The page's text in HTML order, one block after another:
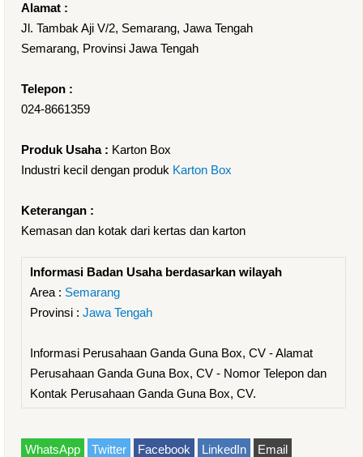
Alamat :
Jl. Tambak Aji V/2, Semarang, Jawa Tengah
Semarang, Provinsi Jawa Tengah
Telepon :
024-8661359
Produk Usaha : Karton Box
Industri kecil dengan produk Karton Box
Keterangan :
Kemasan dan kotak dari kertas dan karton
Informasi Badan Usaha berdasarkan wilayah
Area : Semarang
Provinsi : Jawa Tengah
Informasi Perusahaan Ganda Guna Box, CV - Alamat
Perusahaan Ganda Guna Box, CV - Nomor Telepon dan
Kontak Perusahaan Ganda Guna Box, CV.
WhatsApp Twitter Facebook LinkedIn Email